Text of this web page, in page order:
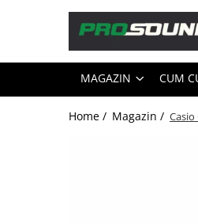
Magazin
Sonorizare / PA
Accesorii sonorizare, PA
MAGAZIN CUM
Home / Magazin / Casio